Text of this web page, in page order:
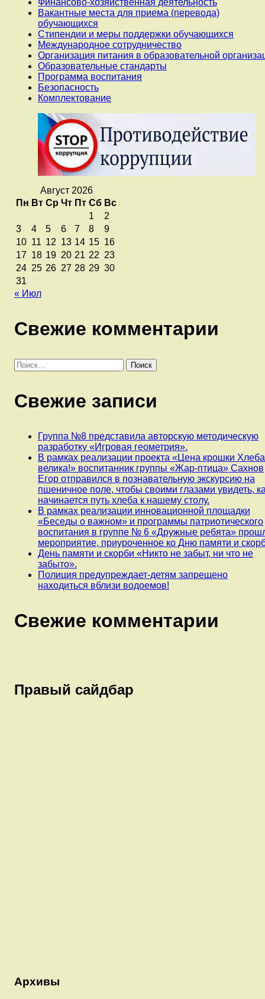
Финансово-хозяйственная деятельность
Вакантные места для приема (перевода)
обучающихся
Стипендии и меры поддержки обучающихся
Международное сотрудничество
Организация питания в образовательной
Образовательные стандарты
Программа воспитания
Безопасность
Комплектование
Август 2026
Пн Вт Ср Чт Пт Сб Вс
1
2
3
4 5 6 7 8
9
10 11 12 13 14 15 16
17 18 19 20 21 22 23
24 25 26 27 28 29 30
31
« Июл
Свежие комментарии
Найти:
Свежие записи
Группа №8 представила авторскую методическую
разработку «Игровая геометрия».
В рамках реализации проекта «Цена крошки
велика!» воспитанник группы «Жар-птица» Сахнов
Егор отправился в познавательную экскурсию на
пшеничное поле, чтобы своими глазами увидеть,
начинается путь хлеба к нашему столу.
В рамках реализации инновационной площадки
«Беседы о важном» и программы патриотического
воспитания в группе № 6 «Дружные ребята»
мероприятие, приуроченное ко Дню памяти и
День памяти и скорби «Никто не забыт, ни что не
забыто».
Полиция предупреждает-детям запрещено
находиться вблизи водоемов!
Свежие комментарии
Правый сайдбар
Архивы